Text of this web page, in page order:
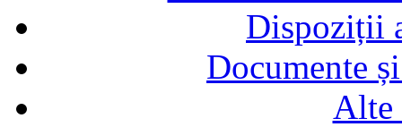
Dispoziții
Documente
Alte